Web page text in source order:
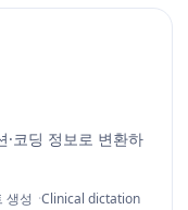
·코딩 정보로 변환하
생성 Clinical dictation